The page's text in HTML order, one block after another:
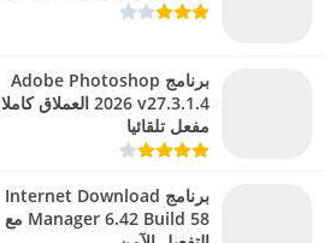
برنامج Adobe Photoshop
2026 v27.3.1.4 العملاق كاملا
مفعل تلقائيا
برنامج Internet Download
Manager 6.42 Build 58 مع